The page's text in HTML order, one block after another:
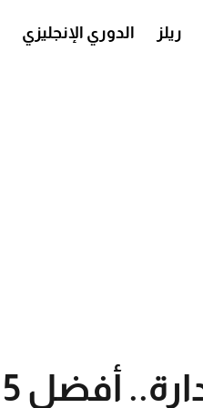
ريلز الدوري الإنجليزي